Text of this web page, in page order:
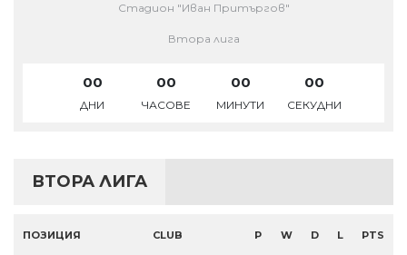
Стадион "Иван Притъргов"
Втора лига
00
ДНИ
00
ЧАСОВЕ
00
МИНУТИ
00
СЕКУДНИ
ВТОРА ЛИГА
ПОЗИЦИЯ CLUB P W D L PTS